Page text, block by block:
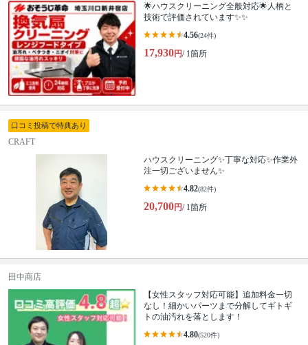
🌟ハウスクリーニング全般対応🌟人柄と
技術で評価されています✨✨
4.56(24件)
17,930円/ 1箇所
口コミ投稿で特典あり
CRAFT
ハウスクリーニング✨丁寧な対応✨作業外
注一切ございません✨
4.82(82件)
20,700円/ 1箇所
田中商店
【女性スタッフ対応可能】追加料金一切
なし！細かいパーツまで分解してギトギ
トの油汚れを落とします！
4.80(520件)